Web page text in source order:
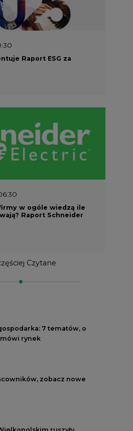
Raport ESG za
w ogóle wiedzą ile
Raport Schneider
Czytane
7 tematów, o
rynek
zobacz nowe
ruszyły